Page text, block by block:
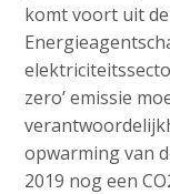
komt voort uit
zero’ emissie
opwarming van
2019 nog een